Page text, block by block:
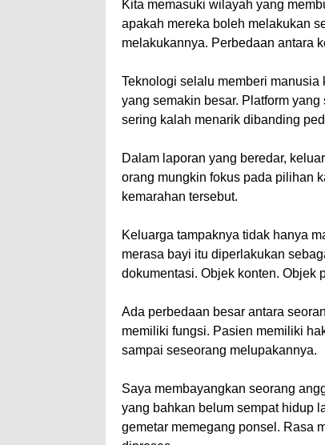
Kita memasuki wilayah yang
apakah mereka boleh melakukan
melakukannya. Perbedaan antara
Teknologi selalu memberi manusia
yang semakin besar. Platform
sering kalah menarik dibanding
Dalam laporan yang beredar,
orang mungkin fokus pada pilihan
kemarahan tersebut.
Keluarga tampaknya tidak hanya
merasa bayi itu diperlakukan
dokumentasi. Objek konten. Objek
Ada perbedaan besar antara
memiliki fungsi. Pasien memiliki
sampai seseorang melupakannya.
Saya membayangkan seorang
yang bahkan belum sempat hidup
gemetar memegang ponsel. Rasa